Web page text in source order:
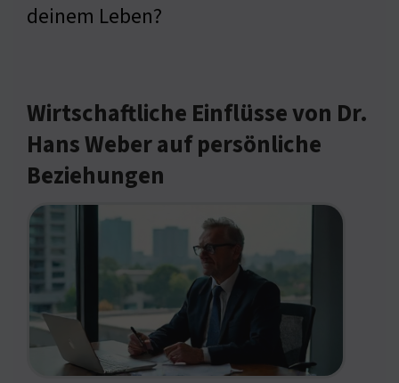
deinem Leben?
Wirtschaftliche Einflüsse von Dr.
Hans Weber auf persönliche
Beziehungen